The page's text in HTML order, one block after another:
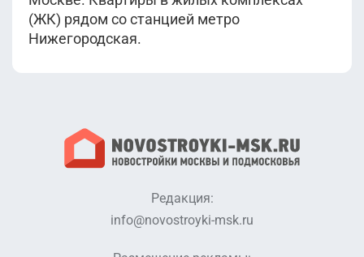
(ЖК) рядом со станцией метро
Нижегородская.
Редакция:
info@novostroyki-msk.ru